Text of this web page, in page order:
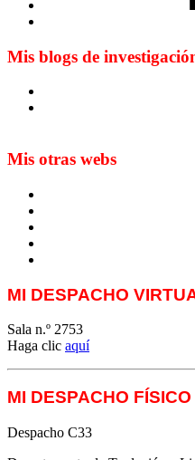
Mis blogs de
Mis otras webs
MI DESPACHO
Sala n.º 2753
Haga clic aquí
MI DESPACHO FÍSICO
Despacho C33